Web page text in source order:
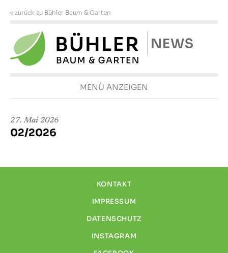
« zurück zu Bühler Baum & Garten
MENÜ ANZEIGEN
27. Mai 2026
02/2026
KONTAKT
IMPRESSUM
DATENSCHUTZ
INSTAGRAM